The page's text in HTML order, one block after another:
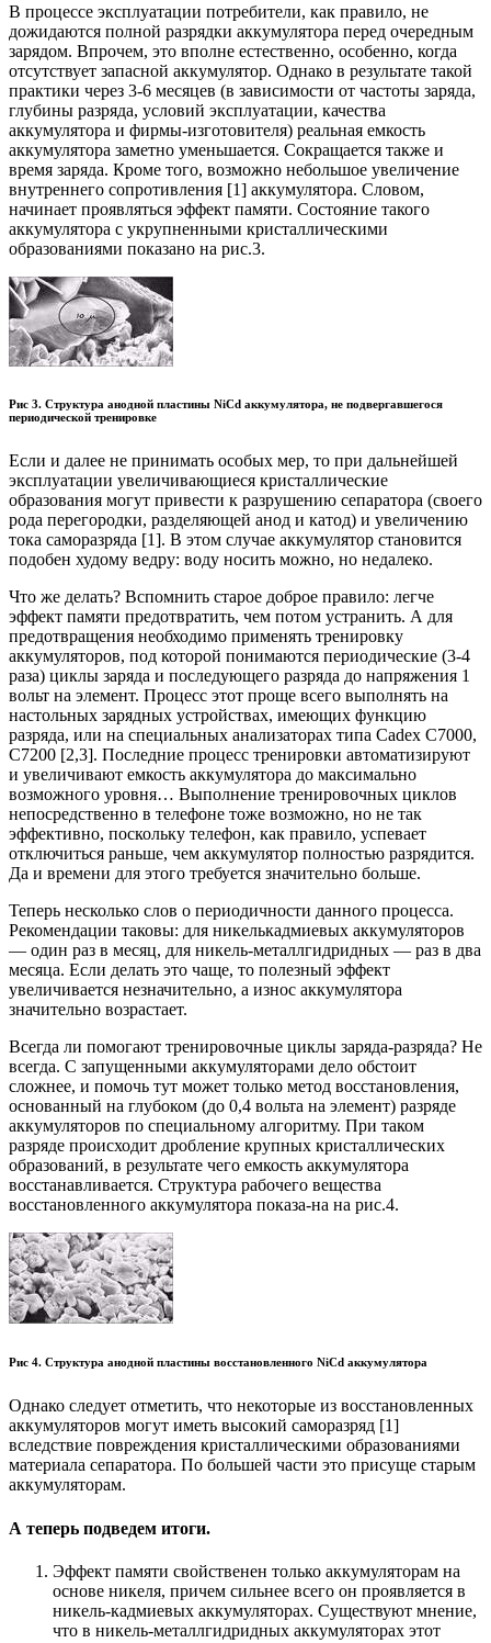
В процессе эксплуатации потребители, как правило, не
дожидаются полной разрядки аккумулятора перед очередным
зарядом. Впрочем, это вполне естественно, особенно, когда
отсутствует запасной аккумулятор. Однако в результате такой
практики через 3-6 месяцев (в зависимости от частоты заряда,
глубины разряда, условий эксплуатации, качества
аккумулятора и фирмы-изготовителя) реальная емкость
аккумулятора заметно уменьшается. Сокращается также и
время заряда. Кроме того, возможно небольшое увеличение
внутреннего сопротивления [1] аккумулятора. Словом,
начинает проявляться эффект памяти. Состояние такого
аккумулятора с укрупненными кристаллическими
образованиями показано на рис.3.
Рис 3. Структура анодной пластины NiCd аккумулятора, не подвергавшегося
периодической тренировке
Если и далее не принимать особых мер, то при дальнейшей
эксплуатации увеличивающиеся кристаллические
образования могут привести к разрушению сепаратора (своего
рода перегородки, разделяющей анод и катод) и увеличению
тока саморазряда [1]. В этом случае аккумулятор становится
подобен худому ведру: воду носить можно, но недалеко.
Что же делать? Вспомнить старое доброе правило: легче
эффект памяти предотвратить, чем потом устранить. А для
предотвращения необходимо применять тренировку
аккумуляторов, под которой понимаются периодические (3-4
раза) циклы заряда и последующего разряда до напряжения 1
вольт на элемент. Процесс этот проще всего выполнять на
настольных зарядных устройствах, имеющих функцию
разряда, или на специальных анализаторах типа Cadex C7000,
C7200 [2,3]. Последние процесс тренировки автоматизируют
и увеличивают емкость аккумулятора до максимально
возможного уровня… Выполнение тренировочных циклов
непосредственно в телефоне тоже возможно, но не так
эффективно, поскольку телефон, как правило, успевает
отключиться раньше, чем аккумулятор полностью разрядится.
Да и времени для этого требуется значительно больше.
Теперь несколько слов о периодичности данного процесса.
Рекомендации таковы: для никелькадмиевых аккумуляторов
— один раз в месяц, для никель-металлгидридных — раз в два
месяца. Если делать это чаще, то полезный эффект
увеличивается незначительно, а износ аккумулятора
значительно возрастает.
Всегда ли помогают тренировочные циклы заряда-разряда? Не
всегда. С запущенными аккумуляторами дело обстоит
сложнее, и помочь тут может только метод восстановления,
основанный на глубоком (до 0,4 вольта на элемент) разряде
аккумуляторов по специальному алгоритму. При таком
разряде происходит дробление крупных кристаллических
образований, в результате чего емкость аккумулятора
восстанавливается. Структура рабочего вещества
восстановленного аккумулятора показа-на на рис.4.
Рис 4. Структура анодной пластины восстановленного NiCd аккумулятора
Однако следует отметить, что некоторые из восстановленных
аккумуляторов могут иметь высокий саморазряд [1]
вследствие повреждения кристаллическими образованиями
материала сепаратора. По большей части это присуще старым
аккумуляторам.
А теперь подведем итоги.
Эффект памяти свойственен только аккумуляторам на
основе никеля, причем сильнее всего он проявляется в
никель-кадмиевых аккумуляторах. Существуют мнение,
что в никель-металлгидридных аккумуляторах этот